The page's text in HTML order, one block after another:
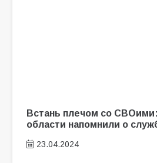
Встань плечом со
области напомнили о
23.04.2024